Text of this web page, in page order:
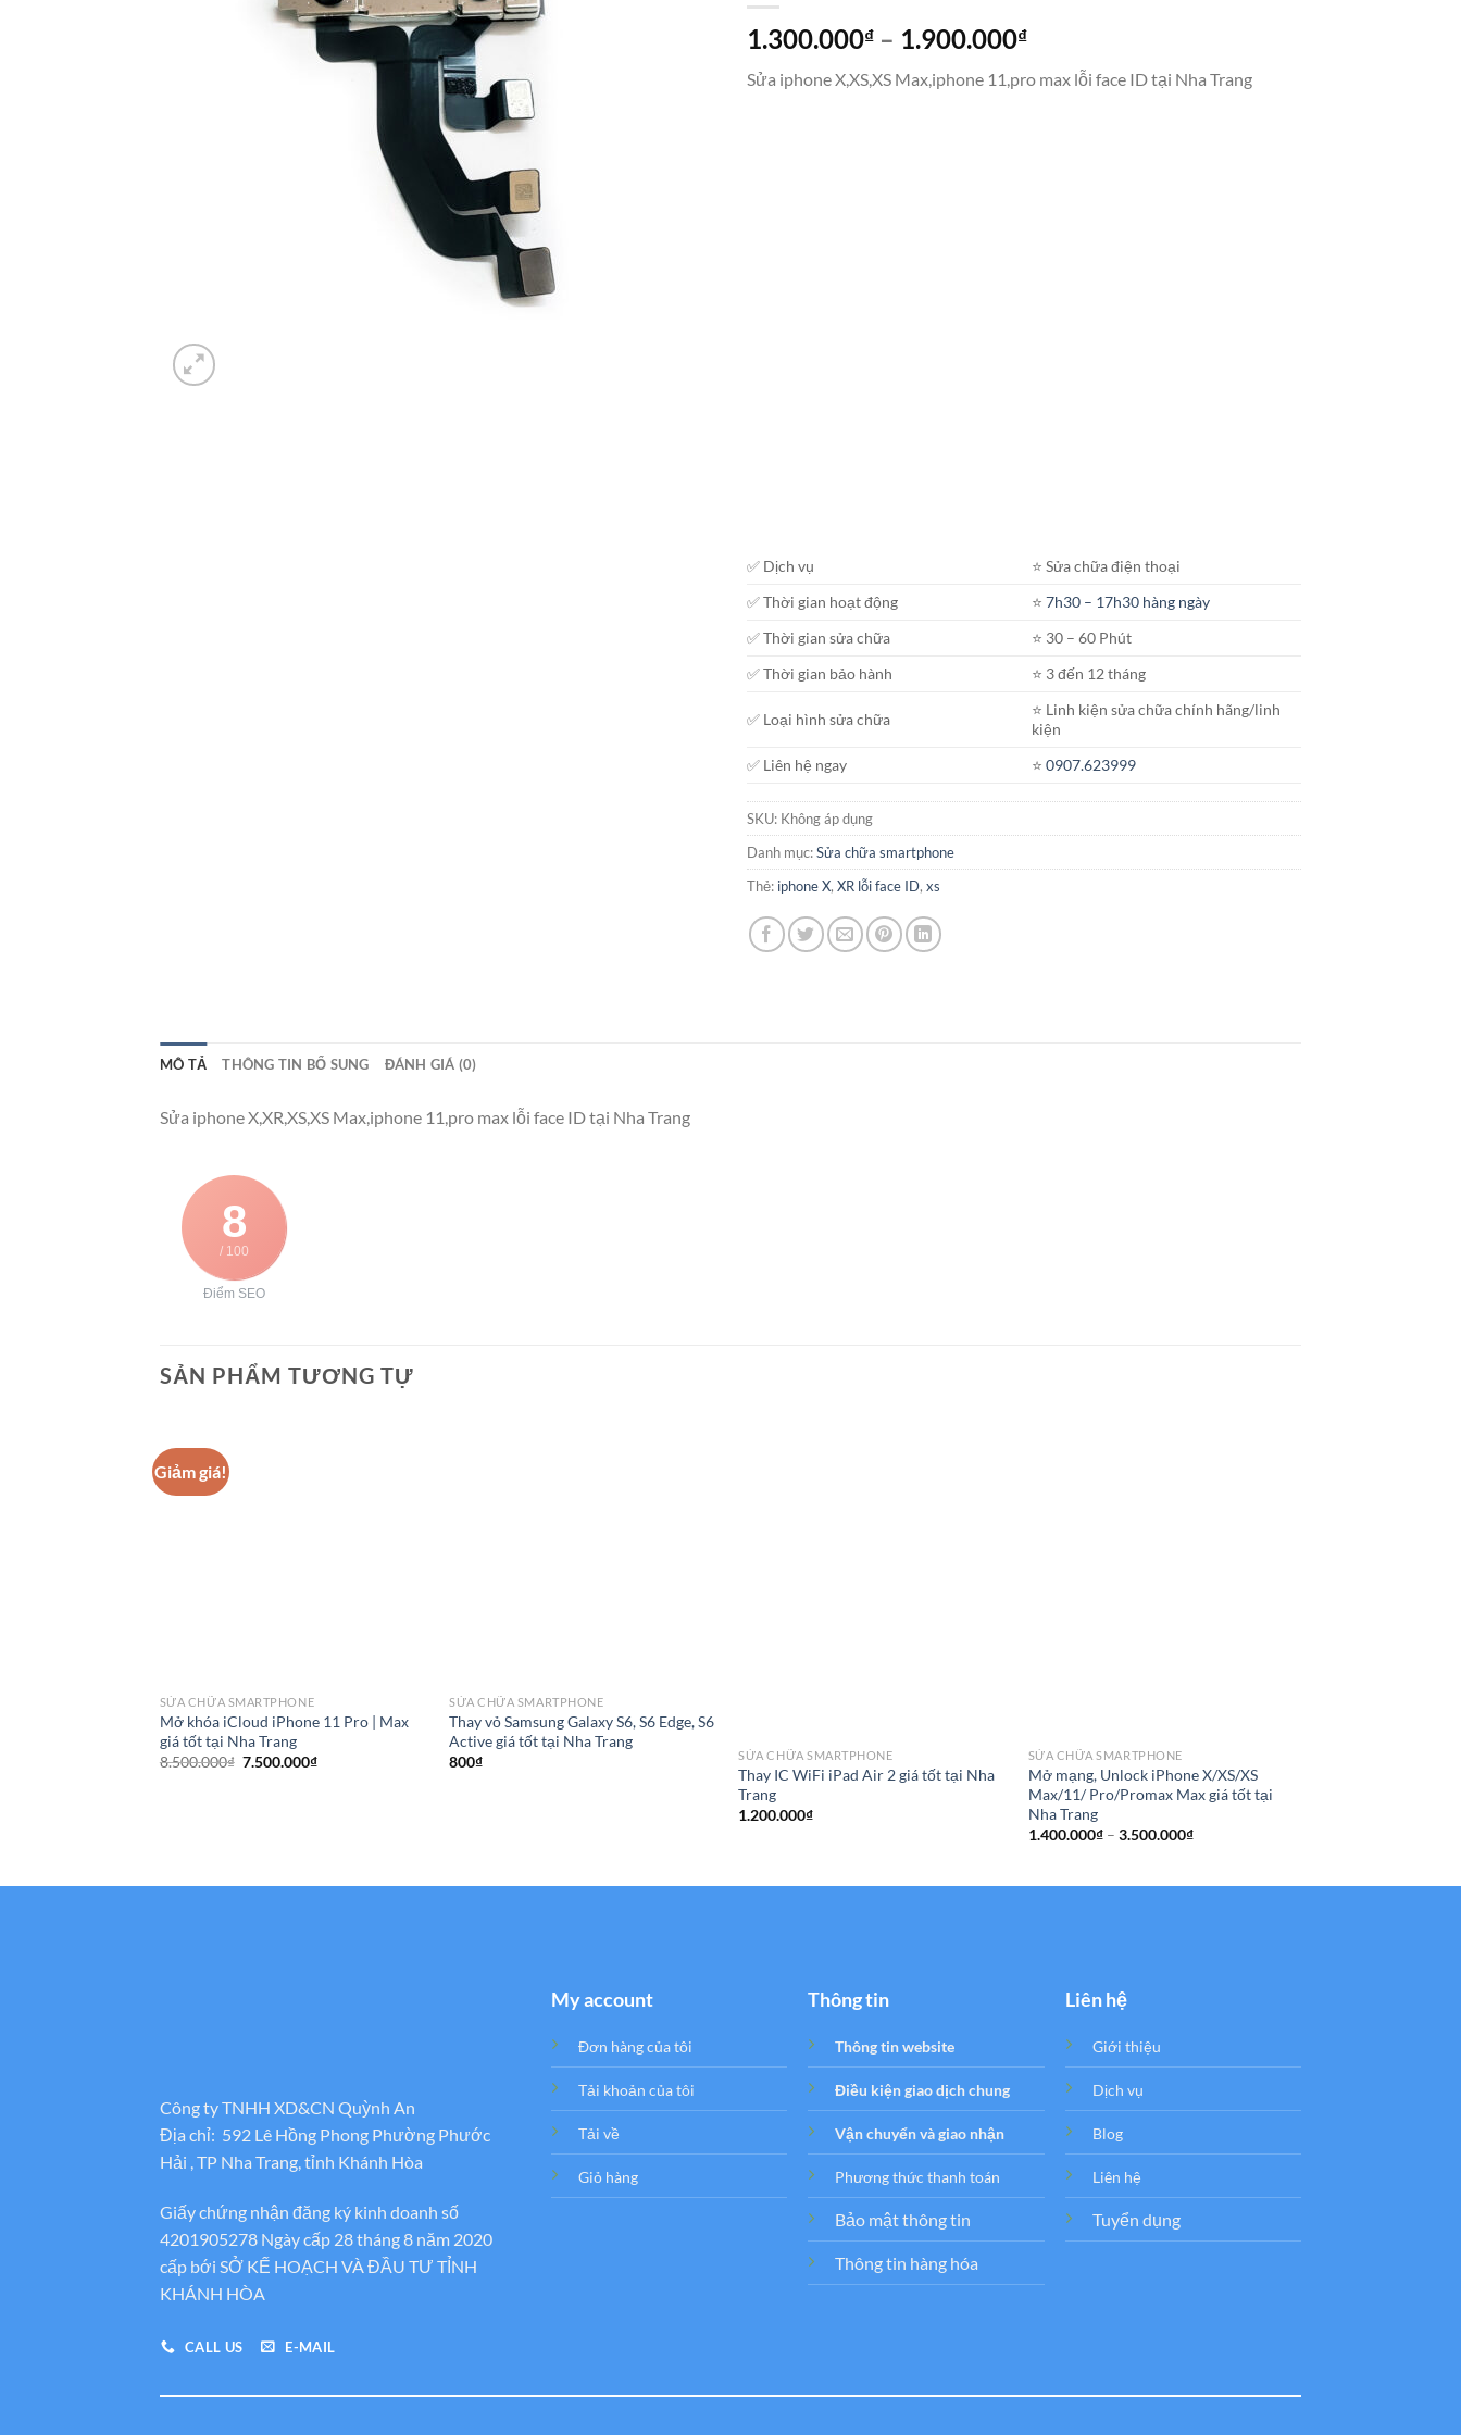
1.300.000₫ – 1.900.000₫Khoảng
từ
Sửa iphone X,XS,XS Max,iphone 11,pro max lỗi face ID tại Nha Trang
✅ Dịch vụ
⭐️ Sửa chữa điện thoại
✅ Thời gian hoạt động
⭐️7h30 – 17h30 hàng ngày
✅ Thời gian sửa chữa
⭐️ 30 – 60 Phút
✅ Thời gian bảo hành
⭐️ 3 đến 12 tháng
✅ Loại hình sửa chữa
⭐️ Linh kiện sửa chữa chính hãng/linh
kiện
✅ Liên hệ ngay
⭐️0907.623999
SKU: Không áp dụng
Danh mục:Sửa chữa smartphone
Thẻ: iphone X, XR lỗi face ID, xs
MÔ TẢ THÔNG TIN BỔ SUNG ĐÁNH GIÁ (0)
Sửa iphone X,XR,XS,XS Max,iphone 11,pro max lỗi face ID tại Nha Trang
8
/ 100
Điểm SEO
SẢN PHẨM TƯƠNG TỰ
Giảm giá!
SỬA CHỮA SMARTPHONE
Mở khóa iCloud iPhone 11 Pro | Max
giá tốt tại Nha Trang
8.500.000₫ Giá
7.500.000₫Giá
SỬA CHỮA SMARTPHONE
Thay vỏ Samsung Galaxy S6, S6 Edge, S6
Active giá tốt tại Nha Trang
800₫ SỬA CHỮA SMARTPHONE
Thay IC WiFi iPad Air 2 giá tốt tại Nha
Trang
1.200.000₫
SỬA CHỮA SMARTPHONE
Mở mạng, Unlock iPhone X/XS/XS
Max/11/ Pro/Promax Max giá tốt tại
Nha Trang
1.400.000₫ – 3.500.000₫Khoảng
Công ty TNHH XD&CN Quỳnh An
Địa chỉ: 592 Lê Hồng Phong Phường Phước
Hải , TP Nha Trang, tỉnh Khánh Hòa
Giấy chứng nhận đăng ký kinh doanh số
4201905278 Ngày cấp 28 tháng 8 năm 2020
cấp bới SỞ KẾ HOẠCH VÀ ĐẦU TƯ TỈNH
KHÁNH HÒA
CALL US E-MAIL
My account
Đơn hàng của tôi
Tải khoản của tôi
Tải về
Giỏ hàng
Thông tin
Thông tin website
Điều kiện giao dịch chung
Vận chuyển và giao nhận
Phương thức thanh toán
Bảo mật thông tin
Thông tin hàng hóa
Liên hệ
Giới thiệu
Dịch vụ
Blog
Liên hệ
Tuyển dụng